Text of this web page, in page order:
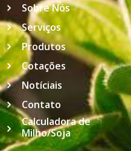
Sobre Nós
Serviços
Produtos
Cotações
Notíciais
Contato
Calculadora de
Milho/Soja